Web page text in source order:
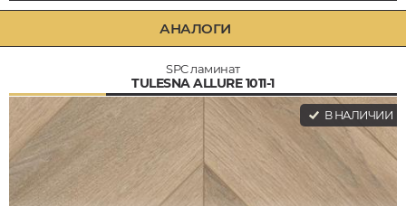
АНАЛОГИ
SPC ламинат
TULESNA ALLURE 1011-1
В НАЛИЧИИ